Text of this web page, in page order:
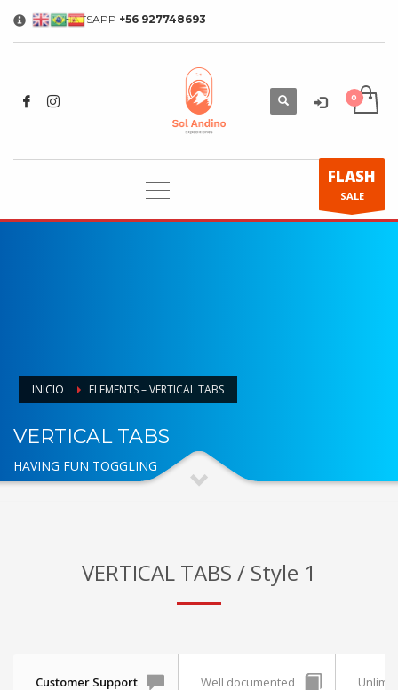
WHATSAPP +56 927748693
FLASH
SALE
INICIO ELEMENTS – VERTICAL TABS
VERTICAL TABS
HAVING FUN TOGGLING
VERTICAL TABS / Style 1
Customer Support Well documented